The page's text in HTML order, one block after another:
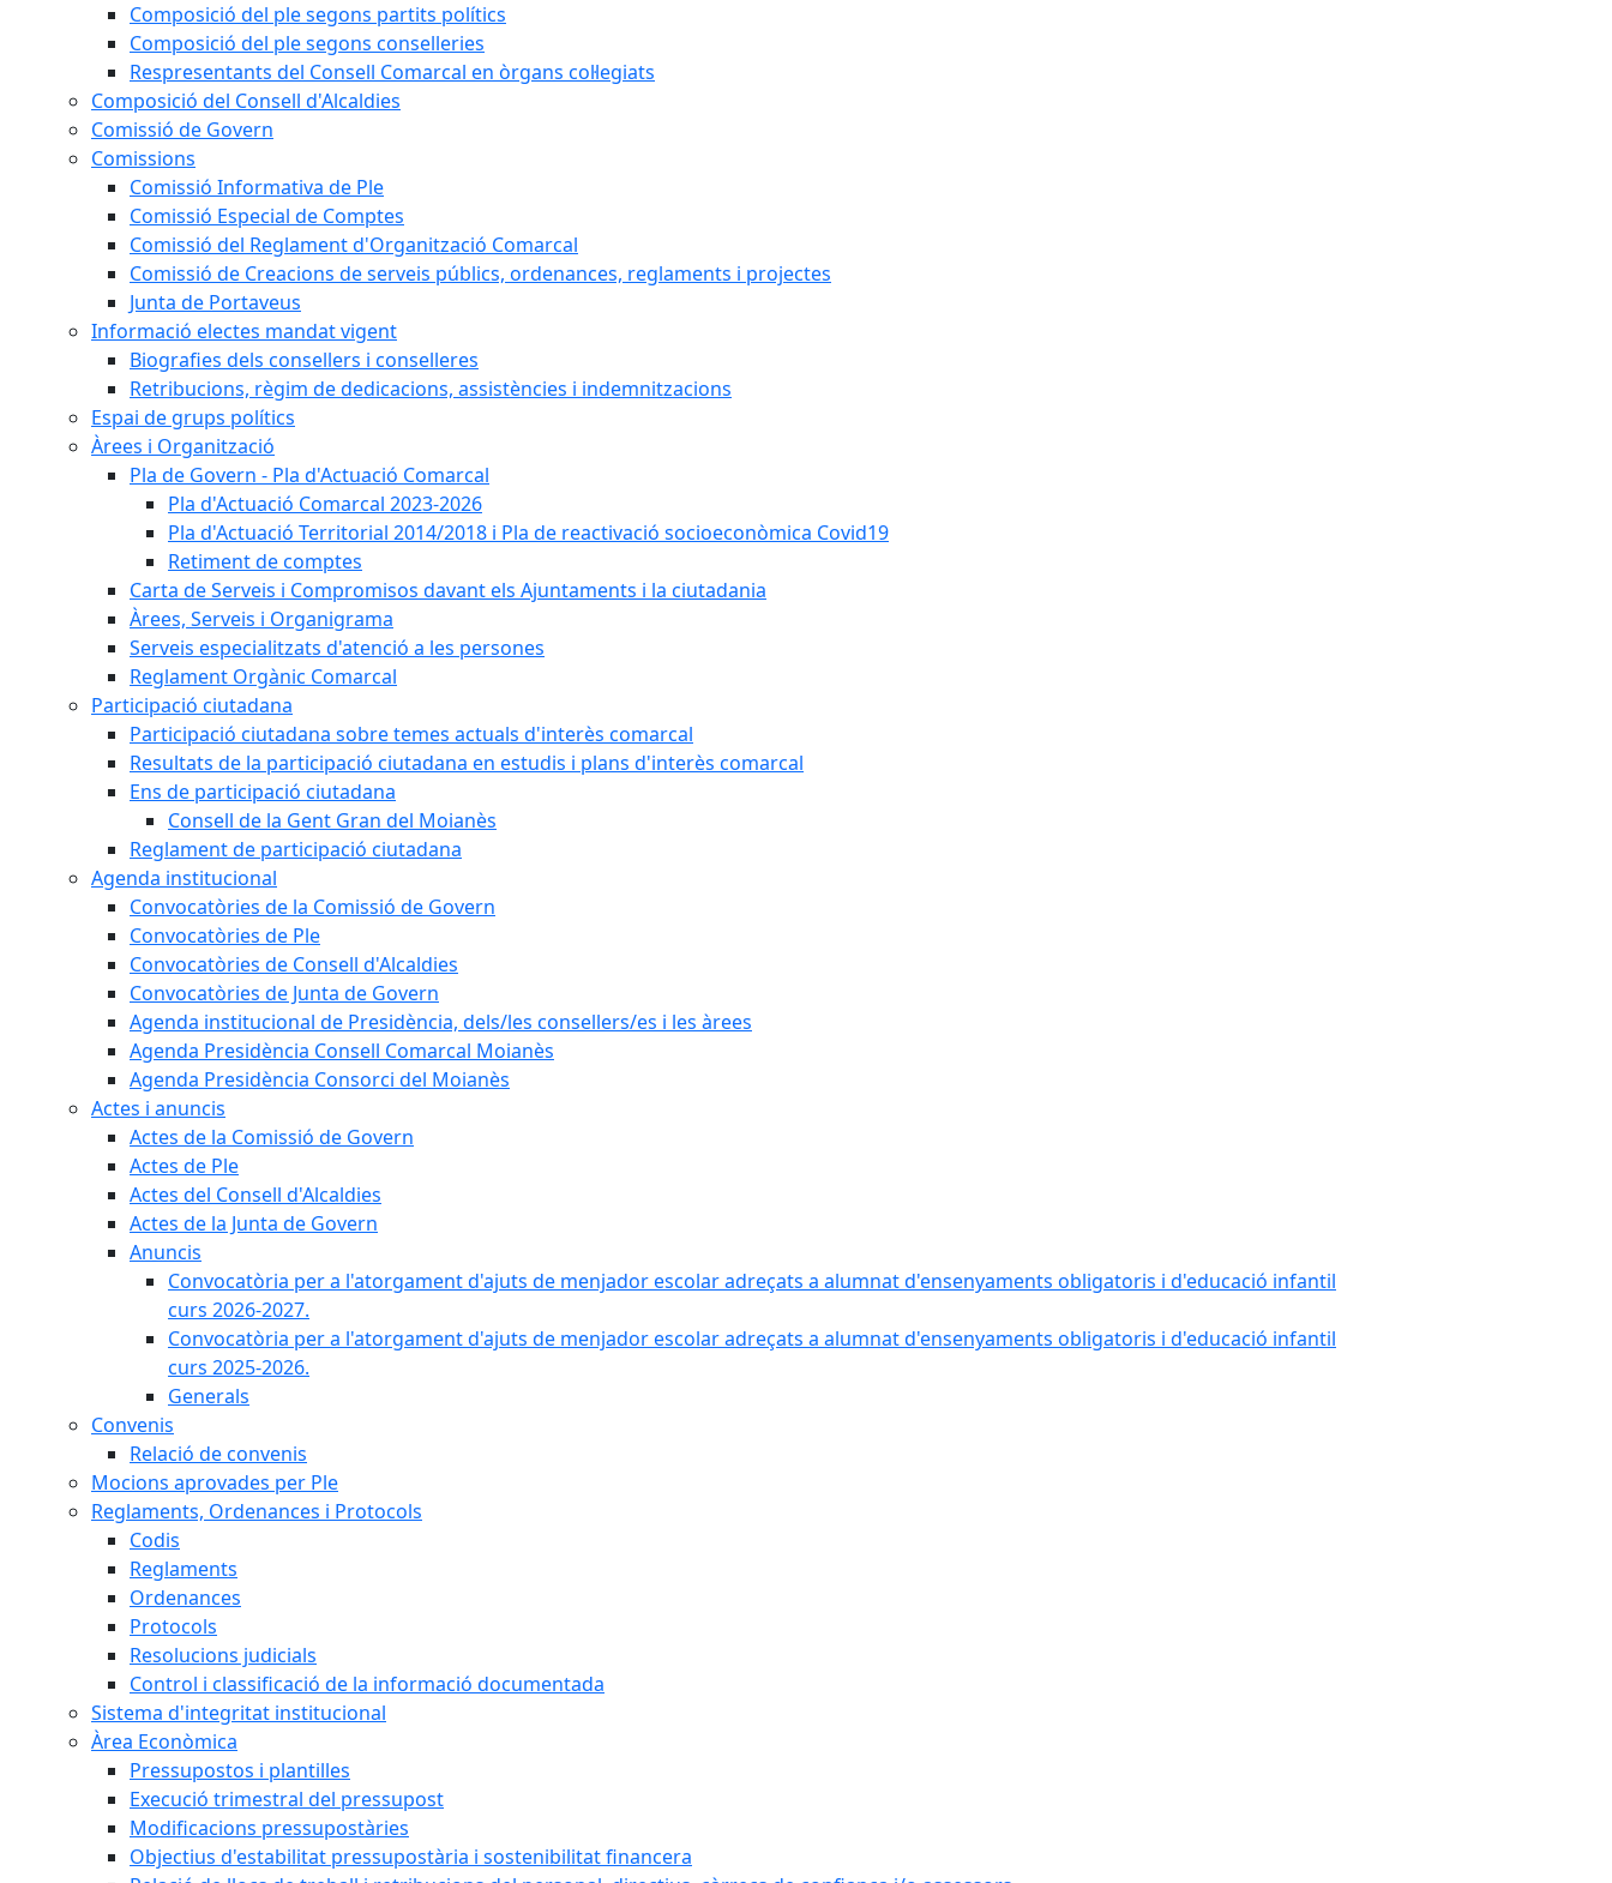
Composició del ple segons partits polítics
Composició del ple segons conselleries
Respresentants del Consell Comarcal en òrgans col·legiats
Composició del Consell d'Alcaldies
Comissió de Govern
Comissions
Comissió Informativa de Ple
Comissió Especial de Comptes
Comissió del Reglament d'Organització Comarcal
Comissió de Creacions de serveis públics, ordenances, reglaments i projectes
Junta de Portaveus
Informació electes mandat vigent
Biografies dels consellers i conselleres
Retribucions, règim de dedicacions, assistències i indemnitzacions
Espai de grups polítics
Àrees i Organització
Pla de Govern - Pla d'Actuació Comarcal
Pla d'Actuació Comarcal 2023-2026
Pla d'Actuació Territorial 2014/2018 i Pla de reactivació socioeconòmica Covid19
Retiment de comptes
Carta de Serveis i Compromisos davant els Ajuntaments i la ciutadania
Àrees, Serveis i Organigrama
Serveis especialitzats d'atenció a les persones
Reglament Orgànic Comarcal
Participació ciutadana
Participació ciutadana sobre temes actuals d'interès comarcal
Resultats de la participació ciutadana en estudis i plans d'interès comarcal
Ens de participació ciutadana
Consell de la Gent Gran del Moianès
Reglament de participació ciutadana
Agenda institucional
Convocatòries de la Comissió de Govern
Convocatòries de Ple
Convocatòries de Consell d'Alcaldies
Convocatòries de Junta de Govern
Agenda institucional de Presidència, dels/les consellers/es i les àrees
Agenda Presidència Consell Comarcal Moianès
Agenda Presidència Consorci del Moianès
Actes i anuncis
Actes de la Comissió de Govern
Actes de Ple
Actes del Consell d'Alcaldies
Actes de la Junta de Govern
Anuncis
Convocatòria per a l'atorgament d'ajuts de menjador escolar adreçats a alumnat d'ensenyaments obligatoris i d'educació infantil
curs 2026-2027.
Convocatòria per a l'atorgament d'ajuts de menjador escolar adreçats a alumnat d'ensenyaments obligatoris i d'educació infantil
curs 2025-2026.
Generals
Convenis
Relació de convenis
Mocions aprovades per Ple
Reglaments, Ordenances i Protocols
Codis
Reglaments
Ordenances
Protocols
Resolucions judicials
Control i classificació de la informació documentada
Sistema d'integritat institucional
Àrea Econòmica
Pressupostos i plantilles
Execució trimestral del pressupost
Modificacions pressupostàries
Objectius d'estabilitat pressupostària i sostenibilitat financera